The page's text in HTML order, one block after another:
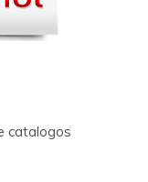
catalogos